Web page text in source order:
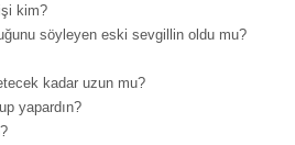
kim?
söyleyen eski sevgillin oldu mu?
kadar uzun mu?
yapardın?